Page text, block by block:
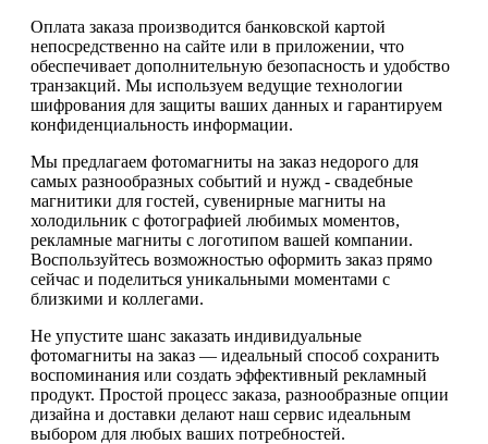
Оплата заказа производится банковской картой
непосредственно на сайте или в приложении, что
обеспечивает дополнительную безопасность и удобство
транзакций. Мы используем ведущие технологии
шифрования для защиты ваших данных и гарантируем
конфиденциальность информации.
Мы предлагаем фотомагниты на заказ недорого для
самых разнообразных событий и нужд - свадебные
магнитики для гостей, сувенирные магниты на
холодильник с фотографией любимых моментов,
рекламные магниты с логотипом вашей компании.
Воспользуйтесь возможностью оформить заказ прямо
сейчас и поделиться уникальными моментами с
близкими и коллегами.
Не упустите шанс заказать индивидуальные
фотомагниты на заказ — идеальный способ сохранить
воспоминания или создать эффективный рекламный
продукт. Простой процесс заказа, разнообразные опции
дизайна и доставки делают наш сервис идеальным
выбором для любых ваших потребностей.